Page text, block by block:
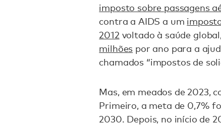
imposto sobre passagens
contra a AIDS a um
2012 voltado à saúde
milhões por ano para a
chamados “impostos de
Mas, em meados de 2023,
Primeiro, a meta de 0,7%
2030. Depois, no início de